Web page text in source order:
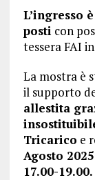
L’ingresso
posti con
tessera FAI
La mostra è
il supporto
allestita
Tricarico e
Agosto 2025
17.00-19.00.